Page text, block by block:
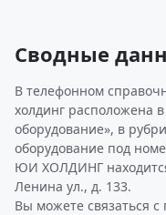
Сводные
В телефонном
холдинг расположена
оборудование», в
оборудование под
ЮИ ХОЛДИНГ
Ленина ул., д. 133.
Вы можете связаться